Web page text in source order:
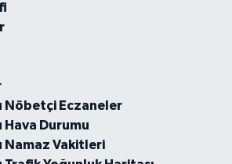
Nöbetçi Eczaneler
Hava Durumu
Namaz Vakitleri